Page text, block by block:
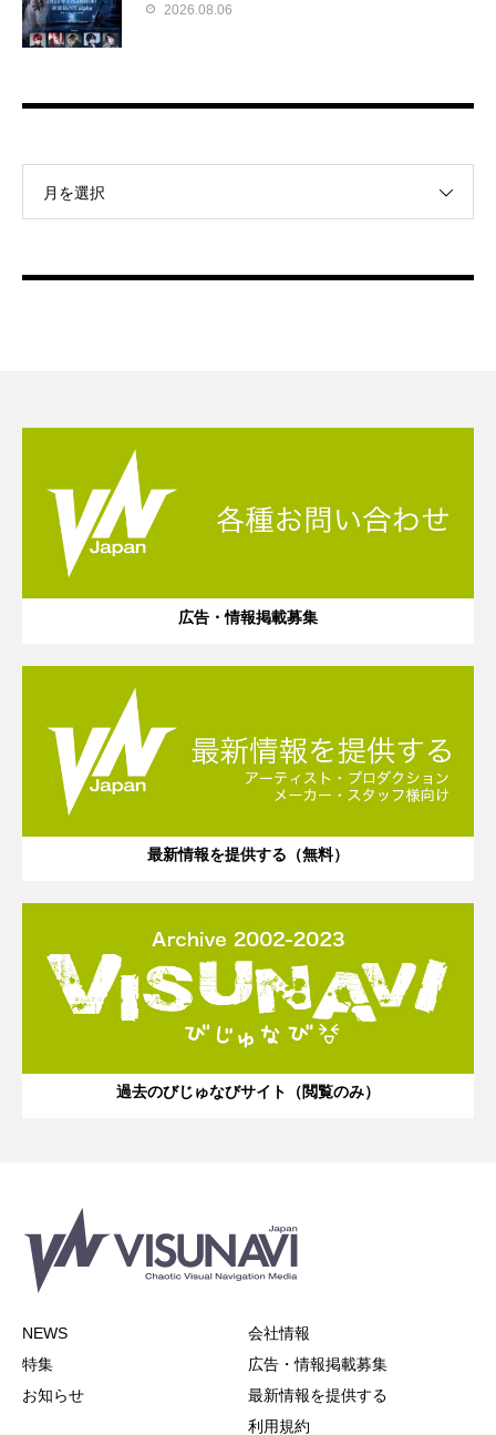
2026.08.06
月を選択
広告・情報掲載募集
最新情報を提供する（無料）
過去のびじゅなびサイト（閲覧のみ）
NEWS
特集
お知らせ
会社情報
広告・情報掲載募集
最新情報を提供する
利用規約